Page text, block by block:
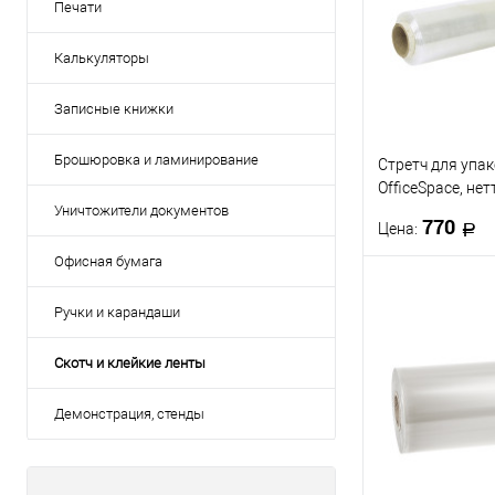
Печати
Калькуляторы
Записные книжки
Брошюровка и ламинирование
Уничтожители документов
Офисная бумага
Ручки и карандаши
Скотч и клейкие ленты
Демонстрация, стенды
Стретч для
OfficeSpace,
сырье, растяж.
Цена: 770
В избранное